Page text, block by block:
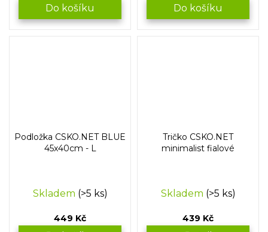
Do košíku Do košíku
Podložka CSKO.NET BLUE
45x40cm - L
Skladem (>5 ks)
449 Kč
Tričko CSKO.NET
minimalist fialové
Skladem (>5 ks)
439 Kč